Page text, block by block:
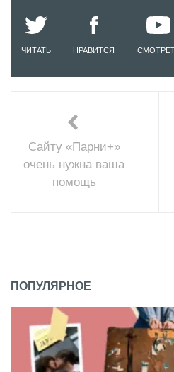
ЧИТАТЬ НРАВИТСЯ
Сайту «Парни+»
очень нужна ваша
помощь
ПОПУЛЯРНОЕ